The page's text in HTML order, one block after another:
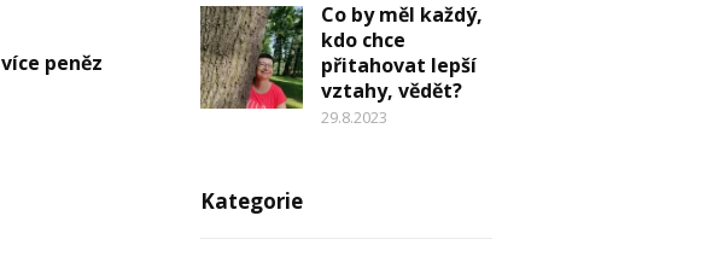
více peněz
Co by měl každý,
kdo chce
přitahovat lepší
vztahy, vědět?
29.8.2023
Kategorie